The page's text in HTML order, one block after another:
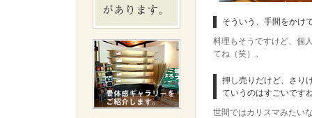
そういう、手間をかけ
料理もそうですけど、個
てね（笑）。
押し売りだけど、さり
ていうのはすごいです
世間ではカリスマみたい